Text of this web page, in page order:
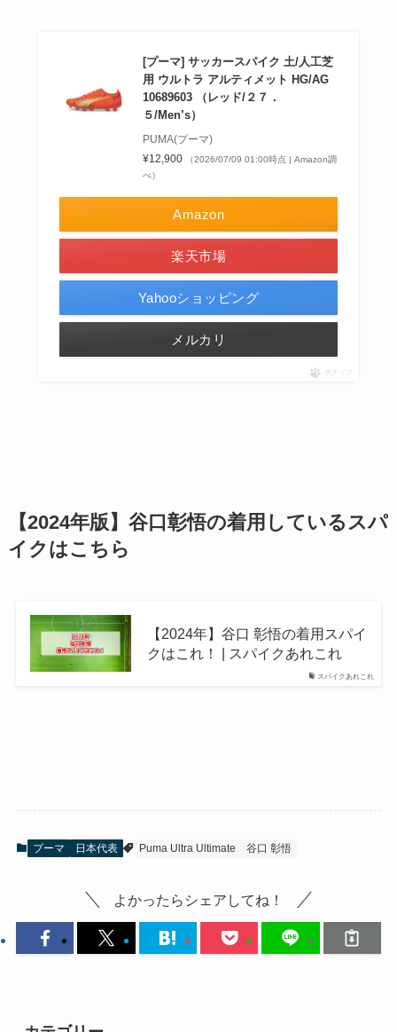
[プーマ] サッカースパイク 土/人工芝
用 ウルトラ アルティメット HG/AG
10689603 （レッド/２７．
５/Men’s）
PUMA(プーマ)
¥12,900
（2026/07/09 01:00時点 | Amazon調
べ）
Amazon
楽天市場
Yahooショッピング
メルカリ
ポチップ
【2024年版】谷口彰悟の着用しているスパ
イクはこちら
スパイクあれこれ
【2024年】谷口 彰悟の着用スパイ
クはこれ！ | スパイクあれこれ
プーマ 日本代表 Puma Ultra Ultimate 谷口 彰悟
よかったらシェアしてね！